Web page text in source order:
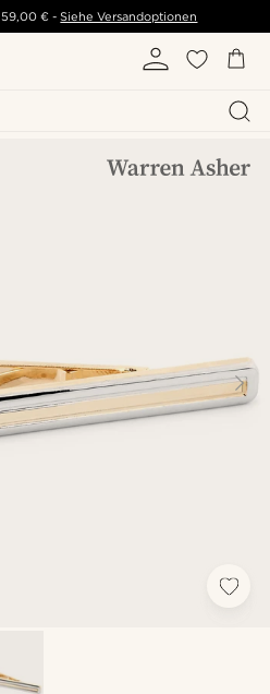
59,00 € - Siehe Versandoptionen